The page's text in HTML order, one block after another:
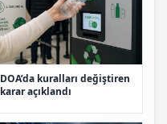
DOA’da kuralları değiştiren
karar açıklandı